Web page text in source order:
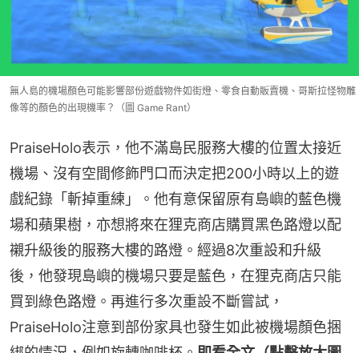
無人島的機場顏色可能影響部份遊戲物件如街燈、零食自動販賣機、哥斯拉怪物雕
像等的顏色的出現機率？（圖 Game Rant）
PraiseHolo表示，他不滿島民服務大樓的位置太接近
機場、沒有空間修飾門口而決定把200小時以上的遊
戲紀錄「斬掉重練」。他有意保留原有島嶼的藍色機
場和蘋果樹，亦想將來在狸克商店購買黑色路燈以配
襯升級後的服務大樓的路燈。經過8次重設和升級
後，他發現島嶼的機場只要是藍色，在狸克商店只能
買到綠色路燈。再進行多次重設不斷嘗試，
PraiseHolo注意到部份家具也發生如此被機場顏色捆